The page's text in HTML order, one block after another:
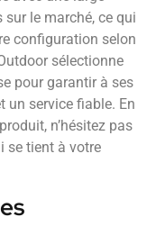
le marché, ce qui
configuration selon
sélectionne
pour garantir à ses
un service fiable. En
n’hésitez pas
se tient à votre